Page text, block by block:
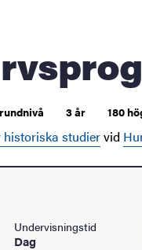
3 år 180
studiervid
Undervisningstid
Dag